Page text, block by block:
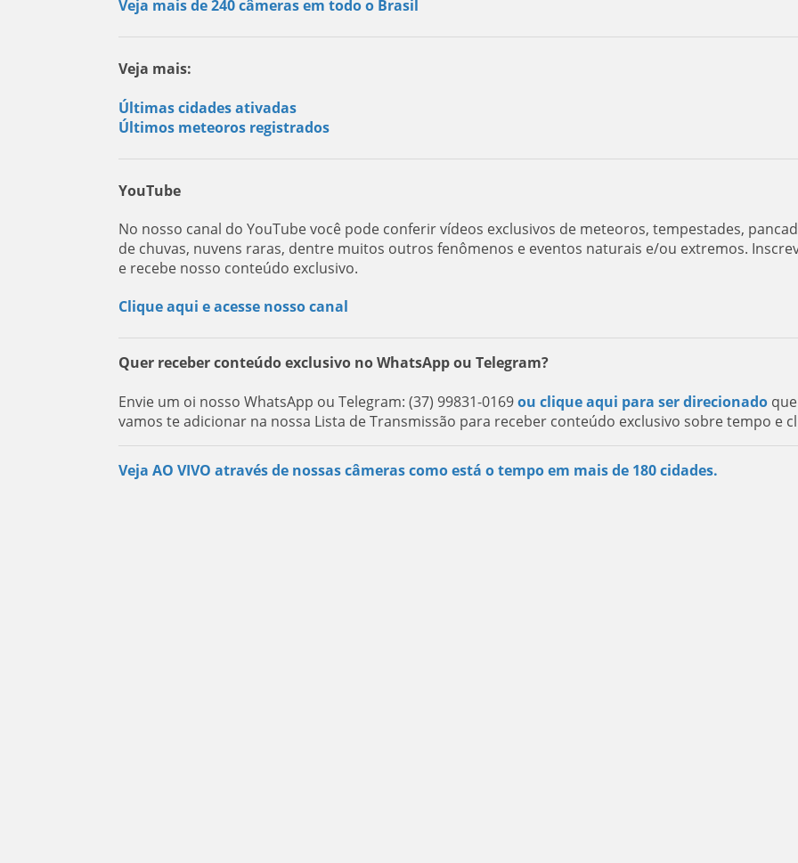
Veja mais de 240 câmeras em todo o Brasil
Veja mais:
Últimas cidades ativadas
Últimos meteoros registrados
YouTube
No nosso canal do YouTube você pode conferir vídeos exclusivos de meteoros, tempestades,
de chuvas, nuvens raras, dentre muitos outros fenômenos e eventos naturais e/ou extremos.
e recebe nosso conteúdo exclusivo.
Clique aqui e acesse nosso canal
Quer receber conteúdo exclusivo no WhatsApp ou Telegram?
Envie um oi nosso WhatsApp ou Telegram: (37) 99831-0169ou clique aqui para ser direcionado que
vamos te adicionar na nossa Lista de Transmissão para receber conteúdo exclusivo sobre tempo e
Veja AO VIVO através de nossas câmeras como está o tempo em mais de 180 cidades.